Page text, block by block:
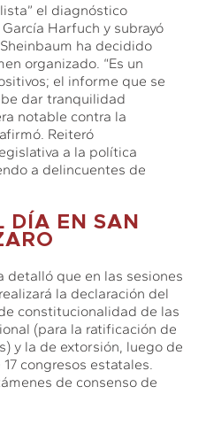
el diagnóstico
Harfuch y subrayó
ha decidido
organizado. “Es un
el informe que se
dar tranquilidad
notable contra la
Reiteró
a la política
a delincuentes de
DÍA EN SAN
detalló que en las sesiones
la declaración del
constitucionalidad de las
(para la ratificación de
y la de extorsión, luego de
congresos estatales.
de consenso de